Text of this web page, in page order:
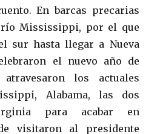
En barcas precarias
Mississippi, por el que
sur hasta llegar a Nueva
el nuevo año de
los actuales
Alabama, las dos
para acabar en
visitaron al presidente